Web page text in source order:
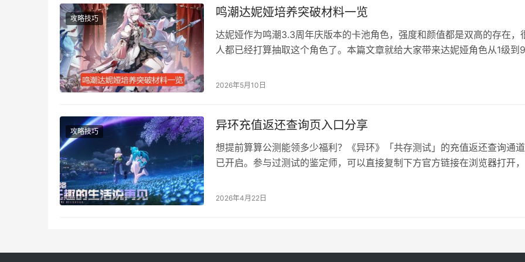
攻略技巧 鸣潮达妮娅培养突破材料一览
达妮娅作为鸣潮3.3周年庆版本的卡池角色，强度和颜值都是双高的存在，
人都已经打算抽取这个角色了。本篇文章就给大家带来达妮娅角色从1级到
破材料汇总 技能升级材料 角色突破升级材料 专武升级材料
2026年5月10日
攻略技巧 异环充值返还查询页入口分享
想提前算算公测能领多少福利？《异环》「共存测试」的充值返还查询通
已开启。参与过测试的鉴定师，可以直接复制下方官方链接在浏览器打开，
充值返还查询页入口：
2026年4月22日